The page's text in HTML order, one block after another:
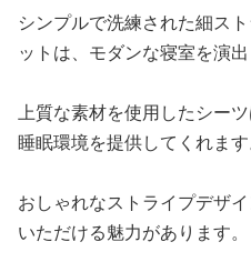
シンプルで洗練された細ス
ットは、モダンな寝室を演出
上質な素材を使用したシー
睡眠環境を提供してくれます
おしゃれなストライプデザ
いただける魅力があります。